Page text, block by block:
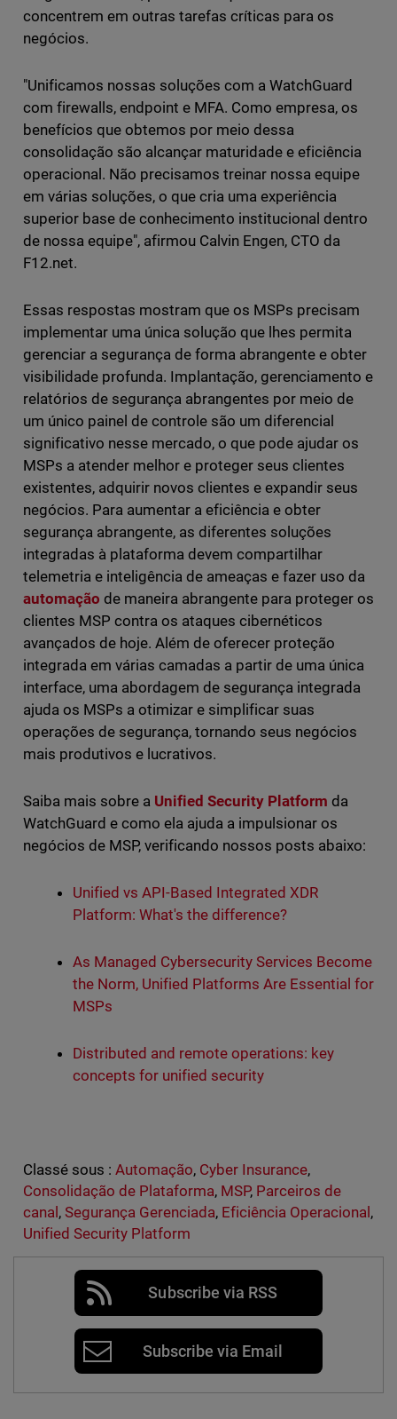
concentrem em outras tarefas críticas para os
negócios.
"Unificamos nossas soluções com a WatchGuard
com firewalls, endpoint e MFA. Como empresa, os
benefícios que obtemos por meio dessa
consolidação são alcançar maturidade e eficiência
operacional. Não precisamos treinar nossa equipe
em várias soluções, o que cria uma experiência
superior base de conhecimento institucional dentro
de nossa equipe", afirmou Calvin Engen, CTO da
F12.net.
Essas respostas mostram que os MSPs precisam
implementar uma única solução que lhes permita
gerenciar a segurança de forma abrangente e obter
visibilidade profunda. Implantação, gerenciamento e
relatórios de segurança abrangentes por meio de
um único painel de controle são um diferencial
significativo nesse mercado, o que pode ajudar os
MSPs a atender melhor e proteger seus clientes
existentes, adquirir novos clientes e expandir seus
negócios. Para aumentar a eficiência e obter
segurança abrangente, as diferentes soluções
integradas à plataforma devem compartilhar
telemetria e inteligência de ameaças e fazer uso da
automação de maneira abrangente para proteger os
clientes MSP contra os ataques cibernéticos
avançados de hoje. Além de oferecer proteção
integrada em várias camadas a partir de uma única
interface, uma abordagem de segurança integrada
ajuda os MSPs a otimizar e simplificar suas
operações de segurança, tornando seus negócios
mais produtivos e lucrativos.
Saiba mais sobre a Unified Security Platform da
WatchGuard e como ela ajuda a impulsionar os
negócios de MSP, verificando nossos posts abaixo:
Unified vs API-Based Integrated XDR
Platform: What's the difference?
As Managed Cybersecurity Services Become
the Norm, Unified Platforms Are Essential for
MSPs
Distributed and remote operations: key
concepts for unified security
Classé sous : Automação, Cyber Insurance,
Consolidação de Plataforma, MSP, Parceiros de
canal , Segurança Gerenciada, Eficiência Operacional ,
Unified Security Platform
Subscribe via RSS
Subscribe via Email